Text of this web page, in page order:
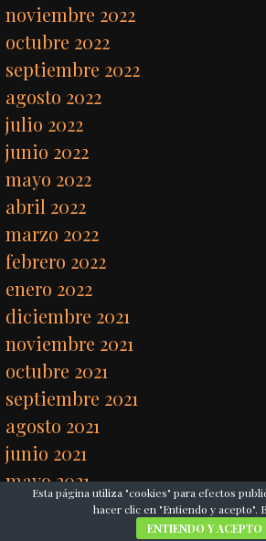
noviembre 2022
octubre 2022
septiembre 2022
agosto 2022
julio 2022
junio 2022
mayo 2022
abril 2022
marzo 2022
febrero 2022
enero 2022
diciembre 2021
noviembre 2021
octubre 2021
septiembre 2021
agosto 2021
junio 2021
mayo 2021
Esta página utiliza "cookies" para efectos
hacer clic en "Entiendo y acepto".
ENTIENDO Y ACEPTO